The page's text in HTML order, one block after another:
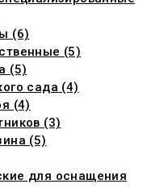
(6)
(5)
(5)
сада (4)
(4)
(3)
(5)
для оснащения